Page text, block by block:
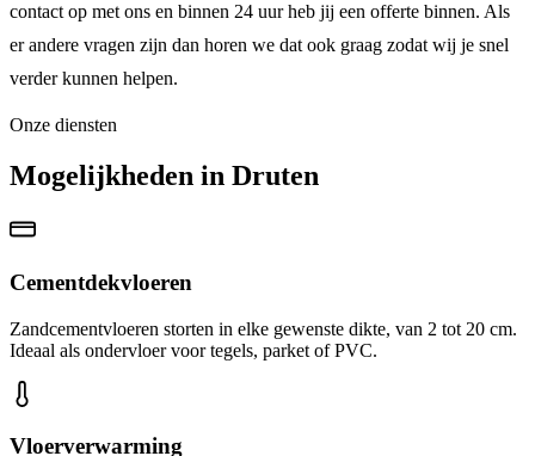
contact op met ons en binnen 24 uur heb jij een offerte binnen. Als
er andere vragen zijn dan horen we dat ook graag zodat wij je snel
verder kunnen helpen.
Onze diensten
Mogelijkheden in Druten
Cementdekvloeren
Zandcementvloeren storten in elke gewenste dikte, van 2 tot 20 cm.
Ideaal als ondervloer voor tegels, parket of PVC.
Vloerverwarming